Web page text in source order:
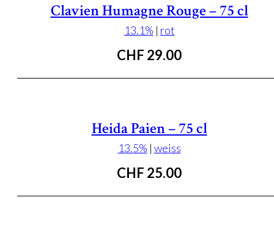
Clavien Humagne Rouge – 75 cl
13.1% | rot
CHF 29.00
Heida Paien – 75 cl
13.5% | weiss
CHF 25.00